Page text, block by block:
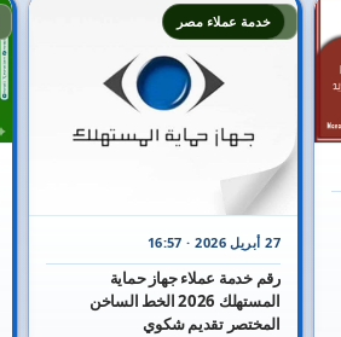
3
27 أبريل 2026 · 16:57
رقم خدمة عملاء جهاز حماية
المستهلك 2026 الخط الساخن
المختصر تقديم شكوي
خدمة عملاء مصر